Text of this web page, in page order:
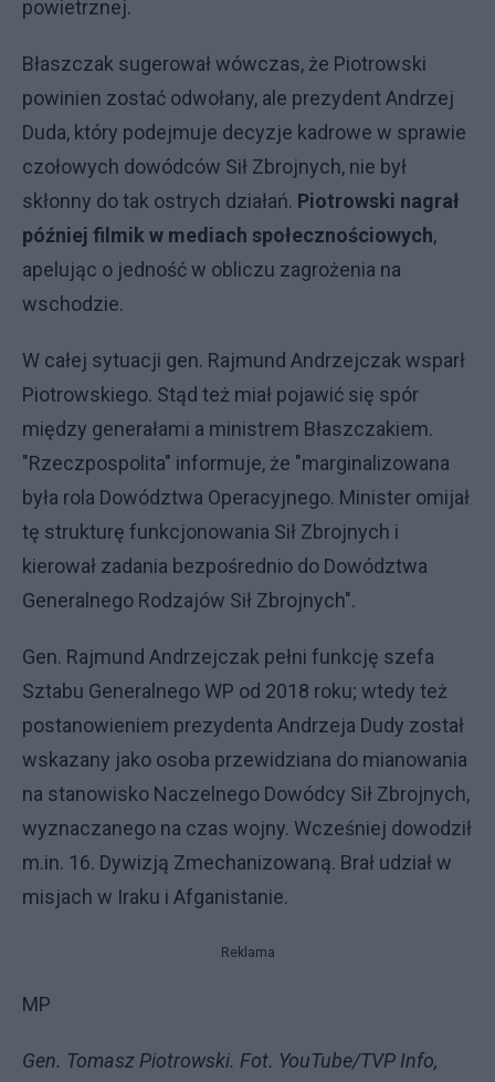
powietrznej.
Błaszczak sugerował wówczas, że Piotrowski
powinien zostać odwołany, ale prezydent Andrzej
Duda, który podejmuje decyzje kadrowe w sprawie
czołowych dowódców Sił Zbrojnych, nie był
skłonny do tak ostrych działań. Piotrowski nagrał
później filmik w mediach społecznościowych,
apelując o jedność w obliczu zagrożenia na
wschodzie.
W całej sytuacji gen. Rajmund Andrzejczak wsparł
Piotrowskiego. Stąd też miał pojawić się spór
między generałami a ministrem Błaszczakiem.
"Rzeczpospolita" informuje, że "marginalizowana
była rola Dowództwa Operacyjnego. Minister omijał
tę strukturę funkcjonowania Sił Zbrojnych i
kierował zadania bezpośrednio do Dowództwa
Generalnego Rodzajów Sił Zbrojnych".
Gen. Rajmund Andrzejczak pełni funkcję szefa
Sztabu Generalnego WP od 2018 roku; wtedy też
postanowieniem prezydenta Andrzeja Dudy został
wskazany jako osoba przewidziana do mianowania
na stanowisko Naczelnego Dowódcy Sił Zbrojnych,
wyznaczanego na czas wojny. Wcześniej dowodził
m.in. 16. Dywizją Zmechanizowaną. Brał udział w
misjach w Iraku i Afganistanie.
Reklama
MP
Gen. Tomasz Piotrowski. Fot. YouTube/TVP Info,